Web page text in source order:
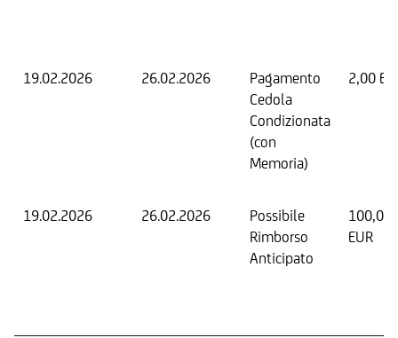
19.02.2026 26.02.2026
Pagamento
Cedola
Condizionata
(con
Memoria)
2,00
19.02.2026 26.02.2026
Possibile
Rimborso
Anticipato
100,00
EUR